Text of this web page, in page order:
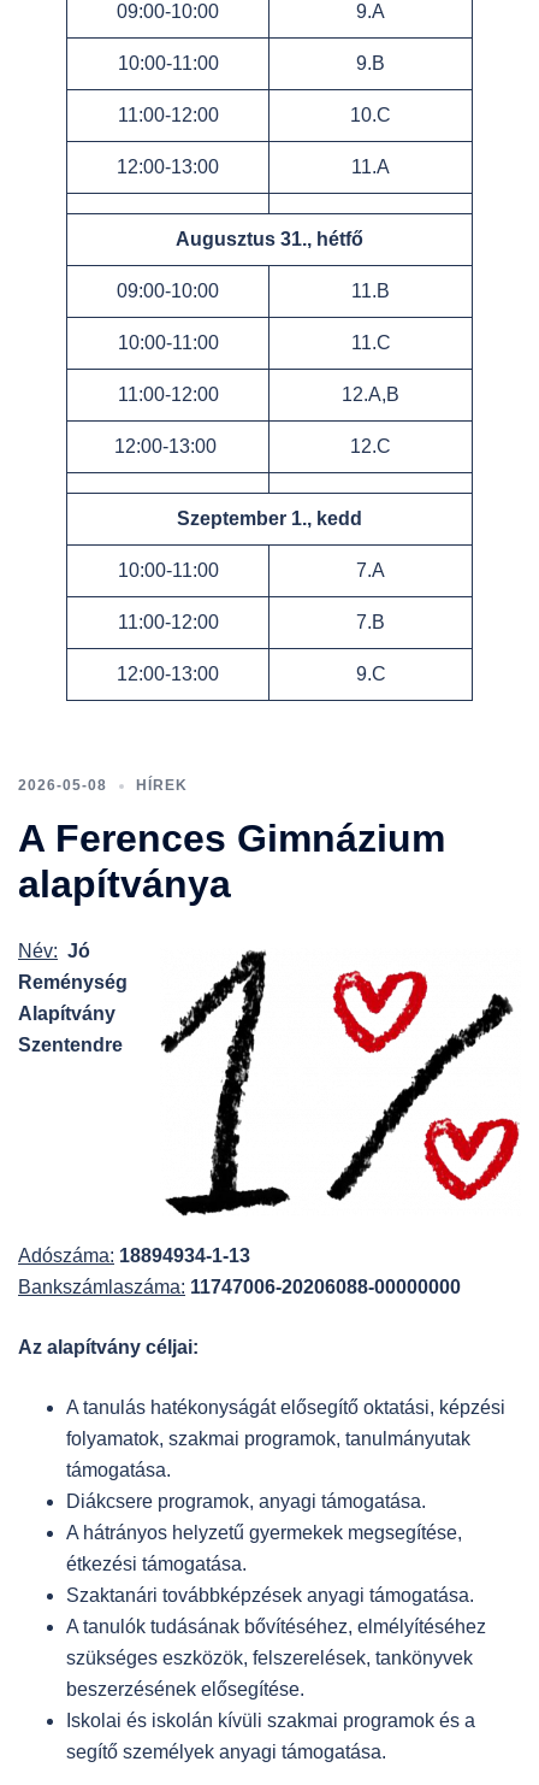
09:00-10:00 9.A
10:00-11:00 9.B
11:00-12:00 10.C
12:00-13:00 11.A
Augusztus 31., hétfő
09:00-10:00 11.B
10:00-11:00 11.C
11:00-12:00 12.A,B
12:00-13:00 12.C
Szeptember 1., kedd
10:00-11:00 7.A
11:00-12:00 7.B
12:00-13:00 9.C
2026-05-08 HÍREK
A Ferences Gimnázium
alapítványa
Név: Jó
Reménység
Alapítvány
Szentendre
Adószáma: 18894934-1-13
Bankszámlaszáma: 11747006-20206088-00000000
Az alapítvány céljai:
A tanulás hatékonyságát elősegítő oktatási, képzési
folyamatok, szakmai programok, tanulmányutak
támogatása.
Diákcsere programok, anyagi támogatása.
A hátrányos helyzetű gyermekek megsegítése,
étkezési támogatása.
Szaktanári továbbképzések anyagi támogatása.
A tanulók tudásának bővítéséhez, elmélyítéséhez
szükséges eszközök, felszerelések, tankönyvek
beszerzésének elősegítése.
Iskolai és iskolán kívüli szakmai programok és a
segítő személyek anyagi támogatása.